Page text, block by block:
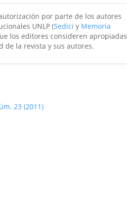
por parte de los autores
UNLP (Sedici y Memoria
los editores consideren apropiadas
de la revista y sus autores.
23 (2011)